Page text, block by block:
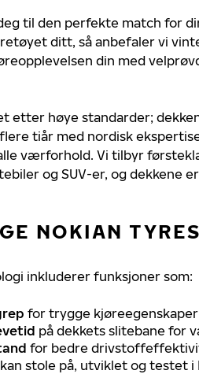
til den perfekte match for
ditt, så anbefaler vi
din med
etter høye standarder;
tiår med nordisk
værforhold. Vi tilbyr
og SUV-er, og dekkene
NOKIAN
inkluderer funksjoner som:
for trygge
på dekkets slitebane for
for bedre
stole på, utviklet og testet i